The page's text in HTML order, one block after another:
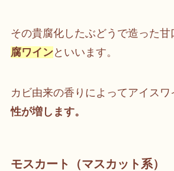
その貴腐化したぶどうで造った甘
腐ワイン といいます。
カビ由来の香りによってアイスワ
性が増します。
モスカート（マスカット系）